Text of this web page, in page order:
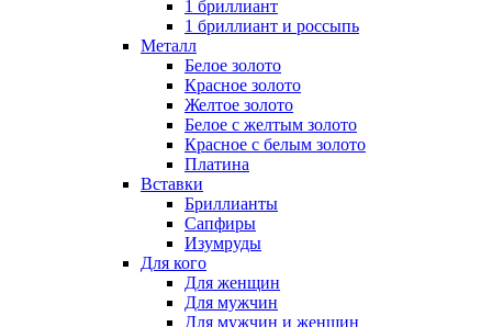
1 бриллиант
1 бриллиант и россыпь
Металл
Белое золото
Красное золото
Желтое золото
Белое с желтым золото
Красное с белым золото
Платина
Вставки
Бриллианты
Сапфиры
Изумруды
Для кого
Для женщин
Для мужчин
Для мужчин и женщин